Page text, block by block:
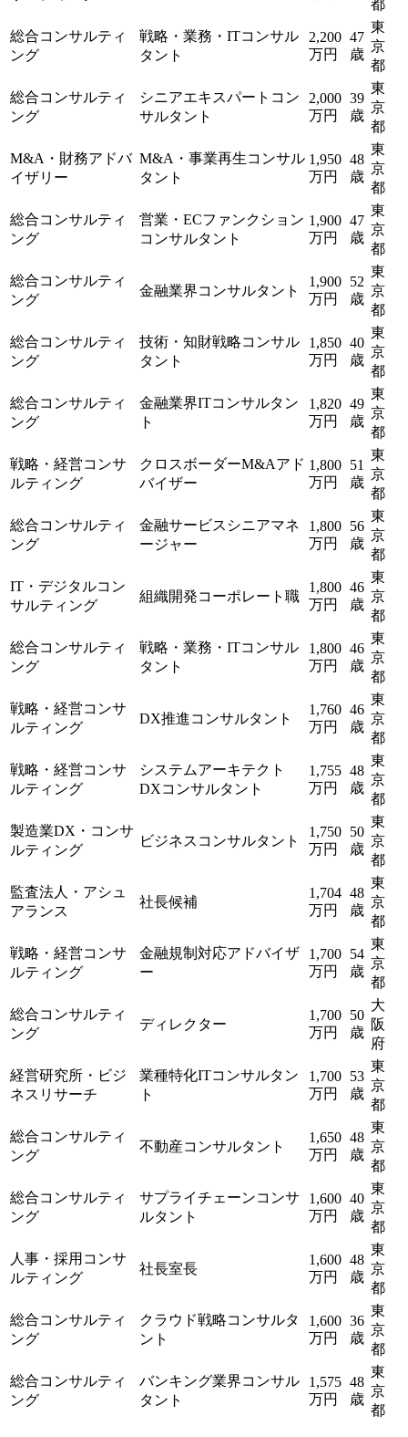
都
総合コンサルティ
ング
戦略・業務・ITコンサル
タント
2,200
万円
47
歳
東
京
都
総合コンサルティ
ング
シニアエキスパートコン
サルタント
2,000
万円
39
歳
東
京
都
M&A・財務アドバ
イザリー
M&A・事業再生コンサル
タント
1,950
万円
48
歳
東
京
都
総合コンサルティ
ング
営業・ECファンクション
コンサルタント
1,900
万円
47
歳
東
京
都
総合コンサルティ
ング
金融業界コンサルタント
1,900
万円
52
歳
東
京
都
総合コンサルティ
ング
技術・知財戦略コンサル
タント
1,850
万円
40
歳
東
京
都
総合コンサルティ
ング
金融業界ITコンサルタン
ト
1,820
万円
49
歳
東
京
都
戦略・経営コンサ
ルティング
クロスボーダーM&Aアド
バイザー
1,800
万円
51
歳
東
京
都
総合コンサルティ
ング
金融サービスシニアマネ
ージャー
1,800
万円
56
歳
東
京
都
IT・デジタルコン
サルティング
組織開発コーポレート職
1,800
万円
46
歳
東
京
都
総合コンサルティ
ング
戦略・業務・ITコンサル
タント
1,800
万円
46
歳
東
京
都
戦略・経営コンサ
ルティング
DX推進コンサルタント
1,760
万円
46
歳
東
京
都
戦略・経営コンサ
ルティング
システムアーキテクト
DXコンサルタント
1,755
万円
48
歳
東
京
都
製造業DX・コンサ
ルティング
ビジネスコンサルタント
1,750
万円
50
歳
東
京
都
監査法人・アシュ
アランス
社長候補
1,704
万円
48
歳
東
京
都
戦略・経営コンサ
ルティング
金融規制対応アドバイザ
ー
1,700
万円
54
歳
東
京
都
総合コンサルティ
ング
ディレクター
1,700
万円
50
歳
大
阪
府
経営研究所・ビジ
ネスリサーチ
業種特化ITコンサルタン
ト
1,700
万円
53
歳
東
京
都
総合コンサルティ
ング
不動産コンサルタント
1,650
万円
48
歳
東
京
都
総合コンサルティ
ング
サプライチェーンコンサ
ルタント
1,600
万円
40
歳
東
京
都
人事・採用コンサ
ルティング
社長室長
1,600
万円
48
歳
東
京
都
総合コンサルティ
ング
クラウド戦略コンサルタ
ント
1,600
万円
36
歳
東
京
都
総合コンサルティ
ング
バンキング業界コンサル
タント
1,575
万円
48
歳
東
京
都